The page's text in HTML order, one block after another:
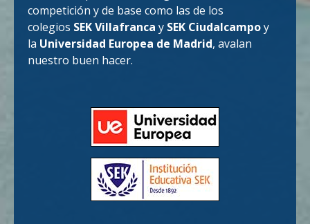
competición y de base como las de los
colegios SEK Villafranca y SEK Ciudalcampoy
la Universidad Europea de Madrid, avalan
nuestro buen hacer.